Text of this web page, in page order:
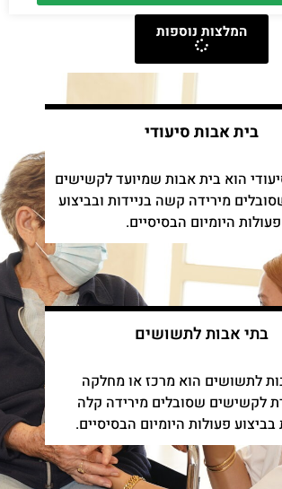
המלצות נוספות
בית אבות סיעודי
הוא בית אבות שמיועד לקשישים
מירידה קשה בניידות ובביצוע
פעולות היומיום הבסיסיים.
בתי אבות לתשושים
לתשושים הוא מרכז או מחלקה
לקשישים שסובלים מירידה קלה
בביצוע פעולות היומיום הבסיסיים.